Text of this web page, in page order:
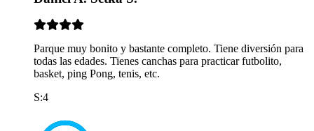
Parque muy bonito y bastante completo. Tiene diversión para
todas las edades. Tienes canchas para practicar futbolito,
basket, ping Pong, tenis, etc.
S:4